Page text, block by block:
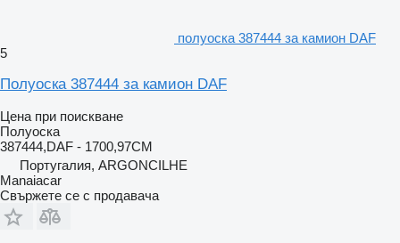
полуоска 387444 за камион DAF
5
Полуоска 387444 за камион DAF
Цена при поискване
Полуоска
387444,DAF - 1700,97CM
Португалия, ARGONCILHE
Manaiacar
Свържете се с продавача